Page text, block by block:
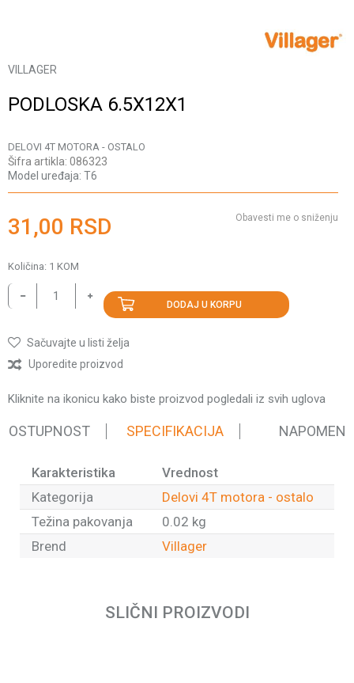
VILLAGER
PODLOSKA 6.5X12X1
DELOVI 4T MOTORA - OSTALO
Šifra artikla: 086323
Model uređaja: T6
31,00 RSD Obavesti me o sniženju
Količina: 1 KOM
DODAJ U KORPU
Sačuvajte u listi želja
Uporedite proizvod
Kliknite na ikonicu kako biste proizvod pogledali iz svih uglova
SPECIFIKACIJA NAPOMENA
Karakteristika
Vrednost
Kategorija
Delovi 4T motora - ostalo
Težina pakovanja
0.02 kg
Brend
Villager
SLIČNI PROIZVODI